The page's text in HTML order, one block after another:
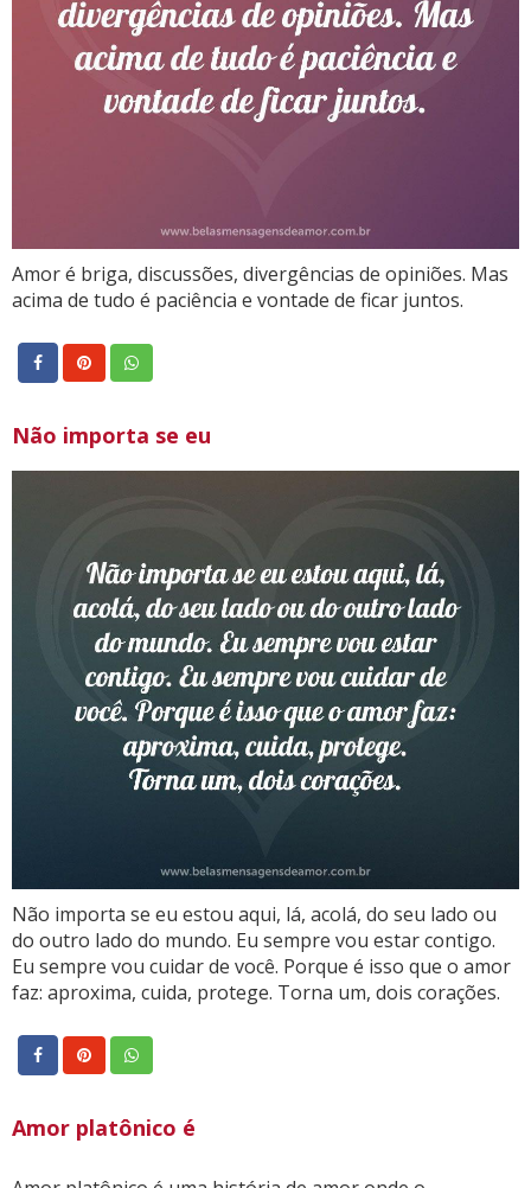
Amor é briga, discussões, divergências de opiniões. Mas
acima de tudo é paciência e vontade de ficar juntos.
Não importa se eu
Não importa se eu estou aqui, lá, acolá, do seu lado ou
do outro lado do mundo. Eu sempre vou estar contigo.
Eu sempre vou cuidar de você. Porque é isso que o amor
faz: aproxima, cuida, protege. Torna um, dois corações.
Amor platônico é